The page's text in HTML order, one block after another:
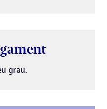
grau.